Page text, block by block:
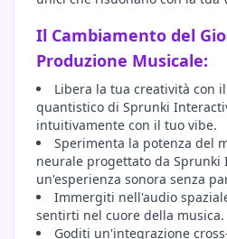
Il Cambiamento del
Produzione Musicale:
Libera la tua creatività con
quantistico di Sprunki
intuitivamente con il tuo vibe.
Sperimenta la potenza del
neurale progettato da Sprunki
un'esperienza sonora senza
Immergiti nell'audio
sentirti nel cuore della musica.
Goditi un'integrazione